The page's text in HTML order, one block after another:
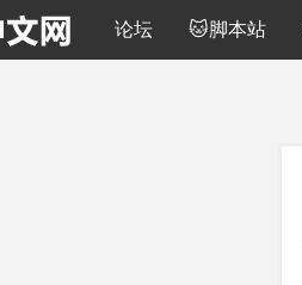
论坛 🐱脚本站